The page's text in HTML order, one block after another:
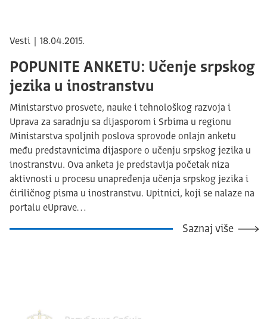
Vesti | 18.04.2015.
POPUNITE ANKETU: Učenje srpskog
jezika u inostranstvu
Ministarstvo prosvete, nauke i tehnološkog razvoja i
Uprava za saradnju sa dijasporom i Srbima u regionu
Ministarstva spoljnih poslova sprovode onlajn anketu
među predstavnicima dijaspore o učenju srpskog jezika u
inostranstvu. Ova anketa je predstavlja početak niza
aktivnosti u procesu unapređenja učenja srpskog jezika i
ćiriličnog pisma u inostranstvu. Upitnici, koji se nalaze na
portalu eUprave…
Saznaj više